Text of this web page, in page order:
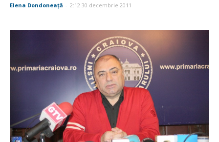
Elena Dondoneaţă - 2:12 30 decembrie 2011